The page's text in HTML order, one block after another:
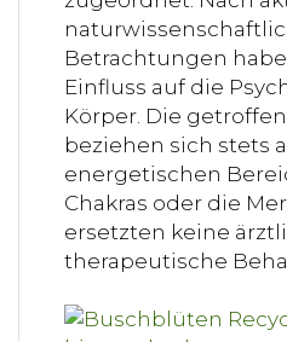
Betrachtungen
Einfluss auf die
Körper. Die
beziehen sich stets
energetischen
Chakras oder die
ersetzten keine
therapeutische